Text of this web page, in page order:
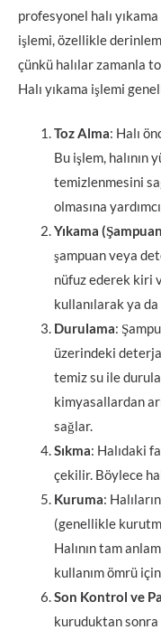
profesyonel halı
işlemi, özellikle
çünkü halılar zamanla
Halı yıkama işlemi
Toz Alma: Halı
Bu işlem, halının
temizlenmesini
olmasına
Yıkama
şampuan veya
nüfuz ederek kiri
kullanılarak ya
Durulama:
üzerindeki
temiz su ile
kimyasallardan
sağlar.
Sıkma: Halıdaki
çekilir. Böylece
Kuruma:
(genellikle
Halının tam
kullanım ömrü
Son Kontrol ve
kuruduktan